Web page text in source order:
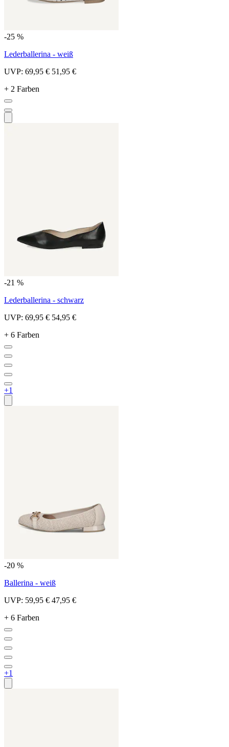
-25 %
Lederballerina - weiß
UVP: 69,95 € 51,95 €
+ 2 Farben
-21 %
Lederballerina - schwarz
UVP: 69,95 € 54,95 €
+ 6 Farben
+1
-20 %
Ballerina - weiß
UVP: 59,95 € 47,95 €
+ 6 Farben
+1